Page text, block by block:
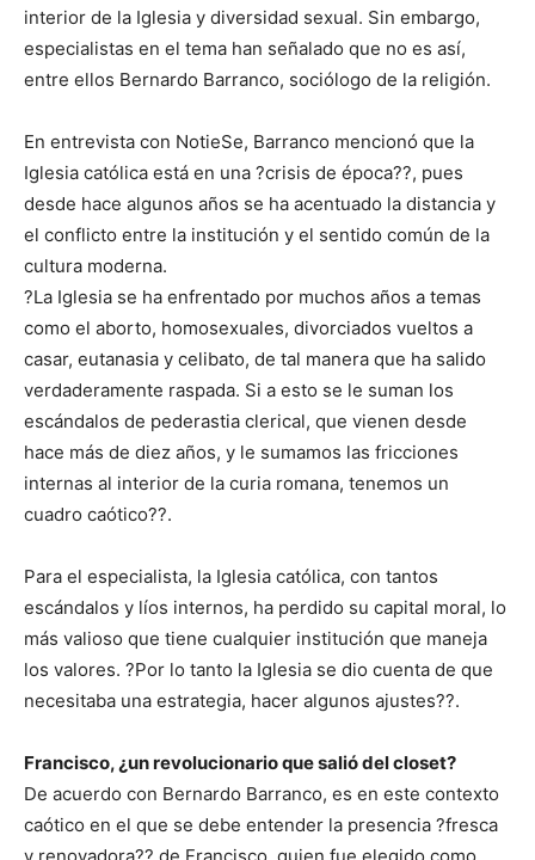
interior de la Iglesia y diversidad sexual. Sin embargo,
especialistas en el tema han señalado que no es así,
entre ellos Bernardo Barranco, sociólogo de la religión.
En entrevista con NotieSe, Barranco mencionó que la
Iglesia católica está en una ?crisis de época??, pues
desde hace algunos años se ha acentuado la distancia y
el conflicto entre la institución y el sentido común de la
cultura moderna.
?La Iglesia se ha enfrentado por muchos años a temas
como el aborto, homosexuales, divorciados vueltos a
casar, eutanasia y celibato, de tal manera que ha salido
verdaderamente raspada. Si a esto se le suman los
escándalos de pederastia clerical, que vienen desde
hace más de diez años, y le sumamos las fricciones
internas al interior de la curia romana, tenemos un
cuadro caótico??.
Para el especialista, la Iglesia católica, con tantos
escándalos y líos internos, ha perdido su capital moral, lo
más valioso que tiene cualquier institución que maneja
los valores. ?Por lo tanto la Iglesia se dio cuenta de que
necesitaba una estrategia, hacer algunos ajustes??.
Francisco, ¿un revolucionario que salió del closet?
De acuerdo con Bernardo Barranco, es en este contexto
caótico en el que se debe entender la presencia ?fresca